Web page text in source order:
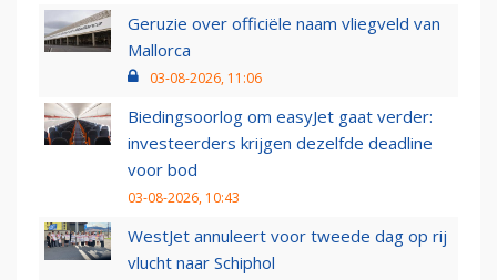
Geruzie over officiële naam vliegveld van
Mallorca
03-08-2026, 11:06
Biedingsoorlog om easyJet gaat verder:
investeerders krijgen dezelfde deadline
voor bod
03-08-2026, 10:43
WestJet annuleert voor tweede dag op rij
vlucht naar Schiphol